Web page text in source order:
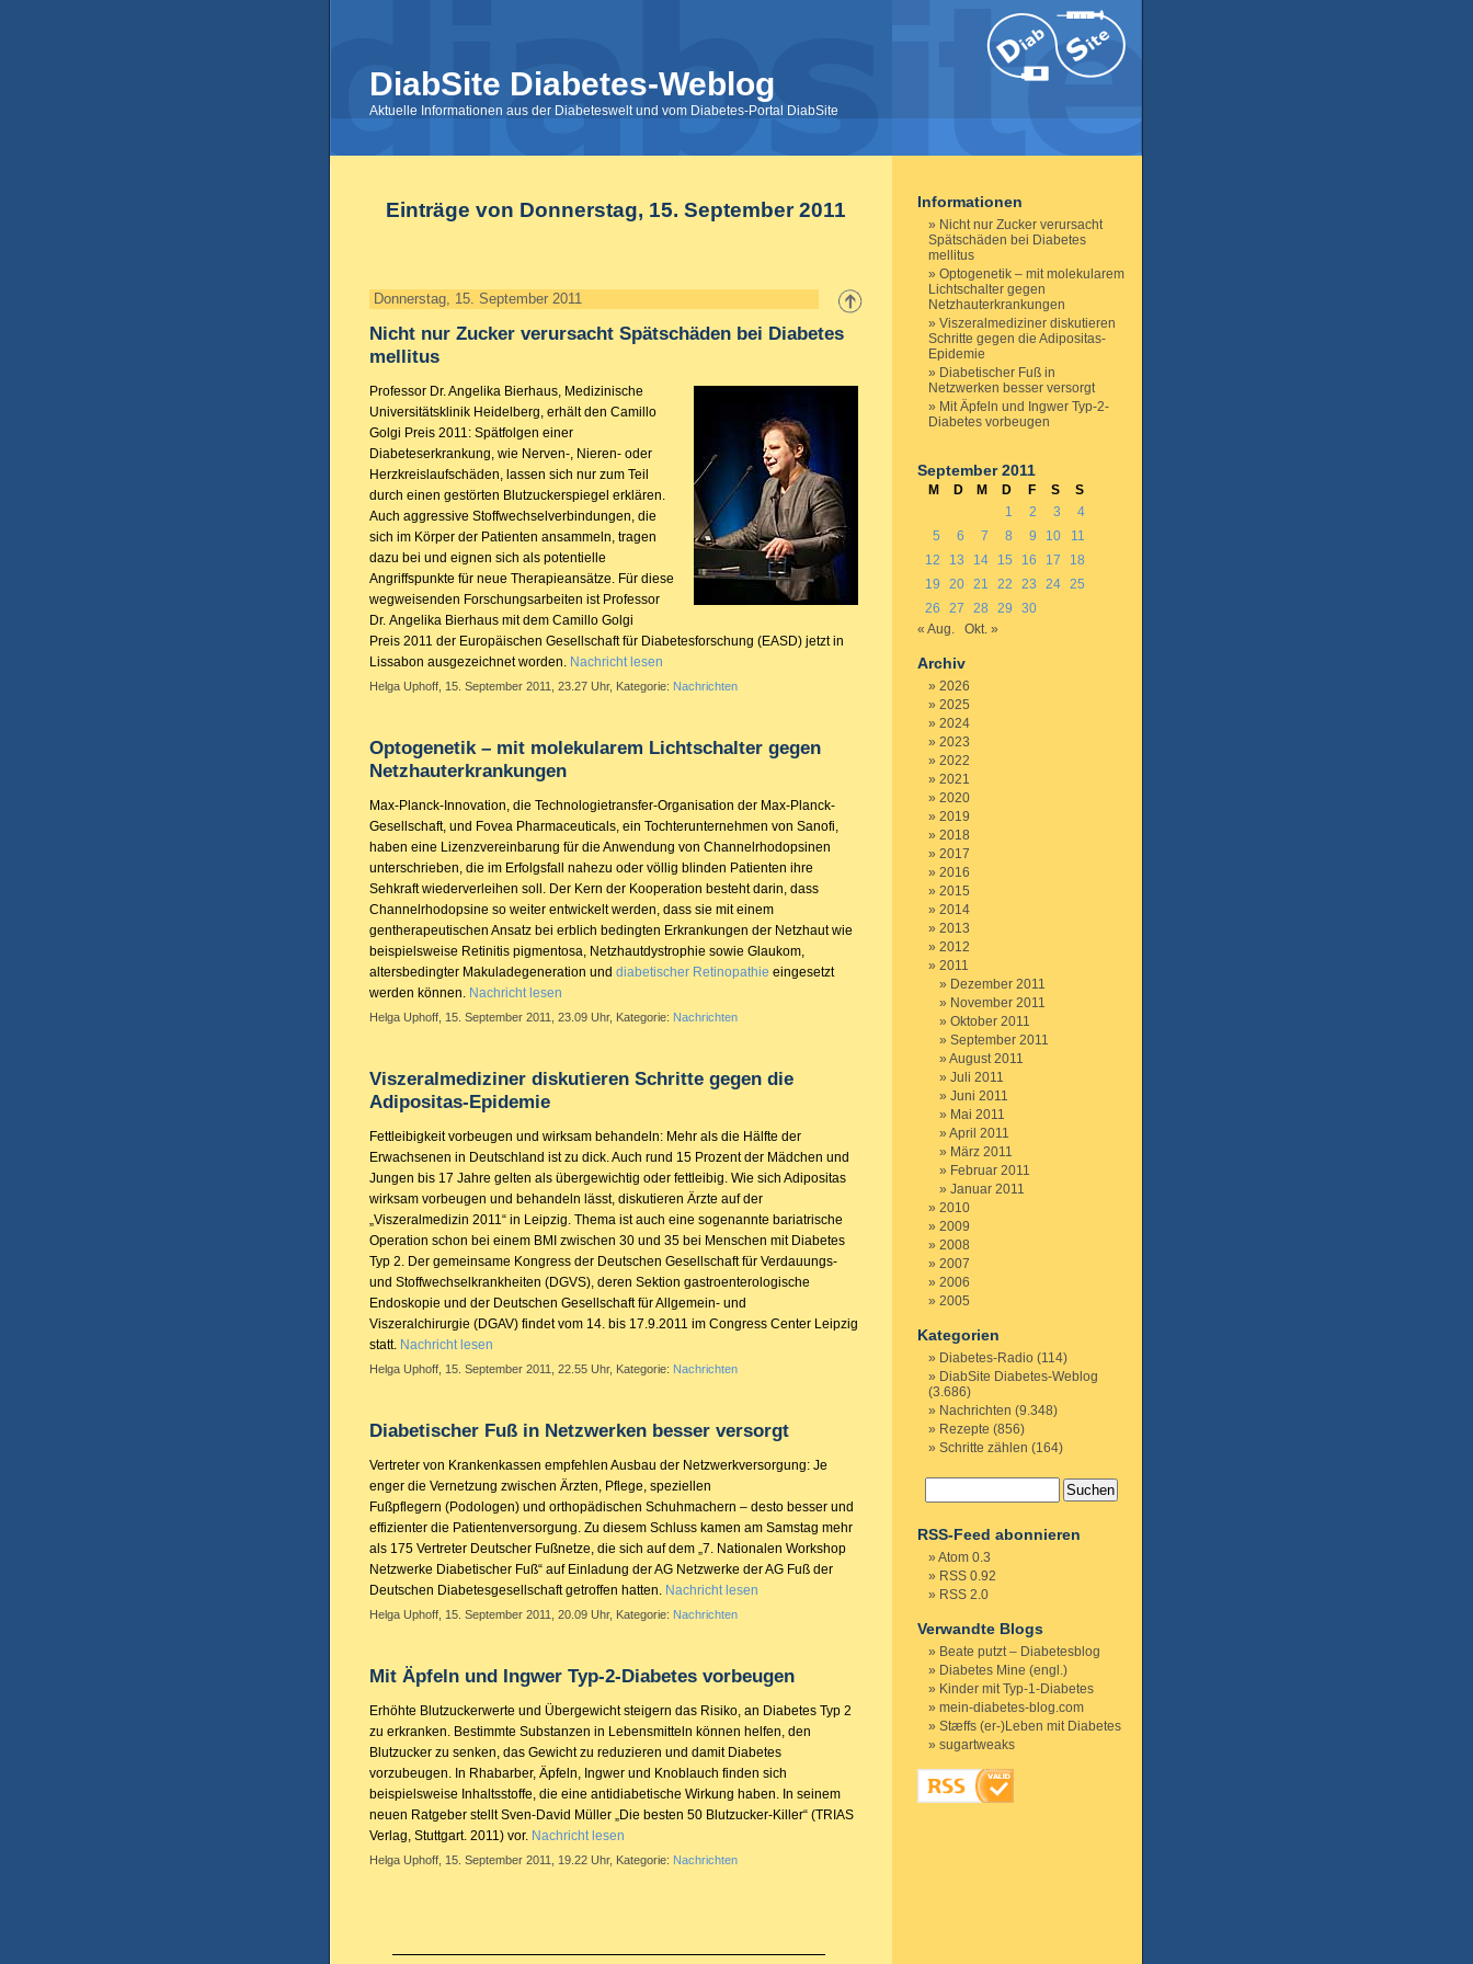
DiabSite Diabetes-Weblog
Aktuelle Informationen aus der Diabeteswelt und vom Diabetes-Portal DiabSite
Einträge von Donnerstag, 15. September 2011
Donnerstag, 15. September 2011
Nicht nur Zucker verursacht Spätschäden bei Diabetes
mellitus
Professor Dr. Angelika Bierhaus, Medizinische
Universitätsklinik Heidelberg, erhält den Camillo
Golgi Preis 2011: Spätfolgen einer
Diabeteserkrankung, wie Nerven-, Nieren- oder
Herzkreislaufschäden, lassen sich nur zum Teil
durch einen gestörten Blutzuckerspiegel erklären.
Auch aggressive Stoffwechselverbindungen, die
sich im Körper der Patienten ansammeln, tragen
dazu bei und eignen sich als potentielle
Angriffspunkte für neue Therapieansätze. Für diese
wegweisenden Forschungsarbeiten ist Professor
Dr. Angelika Bierhaus mit dem Camillo Golgi
Preis 2011 der Europäischen Gesellschaft für Diabetesforschung (EASD) jetzt in
Lissabon ausgezeichnet worden. Nachricht lesen
Helga Uphoff, 15. September 2011, 23.27 Uhr, Kategorie: Nachrichten
Optogenetik – mit molekularem Lichtschalter gegen
Netzhauterkrankungen
Max-Planck-Innovation, die Technologietransfer-Organisation der Max-Planck-
Gesellschaft, und Fovea Pharmaceuticals, ein Tochterunternehmen von Sanofi,
haben eine Lizenzvereinbarung für die Anwendung von Channelrhodopsinen
unterschrieben, die im Erfolgsfall nahezu oder völlig blinden Patienten ihre
Sehkraft wiederverleihen soll. Der Kern der Kooperation besteht darin, dass
Channelrhodopsine so weiter entwickelt werden, dass sie mit einem
gentherapeutischen Ansatz bei erblich bedingten Erkrankungen der Netzhaut wie
beispielsweise Retinitis pigmentosa, Netzhautdystrophie sowie Glaukom,
altersbedingter Makuladegeneration und diabetischer Retinopathie eingesetzt
werden können. Nachricht lesen
Helga Uphoff, 15. September 2011, 23.09 Uhr, Kategorie: Nachrichten
Viszeralmediziner diskutieren Schritte gegen die
Adipositas-Epidemie
Fettleibigkeit vorbeugen und wirksam behandeln: Mehr als die Hälfte der
Erwachsenen in Deutschland ist zu dick. Auch rund 15 Prozent der Mädchen und
Jungen bis 17 Jahre gelten als übergewichtig oder fettleibig. Wie sich Adipositas
wirksam vorbeugen und behandeln lässt, diskutieren Ärzte auf der
„Viszeralmedizin 2011“ in Leipzig. Thema ist auch eine sogenannte bariatrische
Operation schon bei einem BMI zwischen 30 und 35 bei Menschen mit Diabetes
Typ 2. Der gemeinsame Kongress der Deutschen Gesellschaft für Verdauungs-
und Stoffwechselkrankheiten (DGVS), deren Sektion gastroenterologische
Endoskopie und der Deutschen Gesellschaft für Allgemein- und
Viszeralchirurgie (DGAV) findet vom 14. bis 17.9.2011 im Congress Center Leipzig
statt. Nachricht lesen
Helga Uphoff, 15. September 2011, 22.55 Uhr, Kategorie: Nachrichten
Diabetischer Fuß in Netzwerken besser versorgt
Vertreter von Krankenkassen empfehlen Ausbau der Netzwerkversorgung: Je
enger die Vernetzung zwischen Ärzten, Pflege, speziellen
Fußpflegern (Podologen) und orthopädischen Schuhmachern – desto besser und
effizienter die Patientenversorgung. Zu diesem Schluss kamen am Samstag mehr
als 175 Vertreter Deutscher Fußnetze, die sich auf dem „7. Nationalen Workshop
Netzwerke Diabetischer Fuß“ auf Einladung der AG Netzwerke der AG Fuß der
Deutschen Diabetesgesellschaft getroffen hatten. Nachricht lesen
Helga Uphoff, 15. September 2011, 20.09 Uhr, Kategorie: Nachrichten
Mit Äpfeln und Ingwer Typ-2-Diabetes vorbeugen
Erhöhte Blutzuckerwerte und Übergewicht steigern das Risiko, an Diabetes Typ 2
zu erkranken. Bestimmte Substanzen in Lebensmitteln können helfen, den
Blutzucker zu senken, das Gewicht zu reduzieren und damit Diabetes
vorzubeugen. In Rhabarber, Äpfeln, Ingwer und Knoblauch finden sich
beispielsweise Inhaltsstoffe, die eine antidiabetische Wirkung haben. In seinem
neuen Ratgeber stellt Sven-David Müller „Die besten 50 Blutzucker-Killer“ (TRIAS
Verlag, Stuttgart. 2011) vor. Nachricht lesen
Helga Uphoff, 15. September 2011, 19.22 Uhr, Kategorie: Nachrichten
Informationen
Nicht nur Zucker verursacht
Spätschäden bei Diabetes
mellitus
Optogenetik – mit molekularem
Lichtschalter gegen
Netzhauterkrankungen
Viszeralmediziner diskutieren
Schritte gegen die Adipositas-
Epidemie
Diabetischer Fuß in
Netzwerken besser versorgt
Mit Äpfeln und Ingwer Typ-2-
Diabetes vorbeugen
September 2011
M D M D F S
S
1
2 3
4
5
6 7 8 9 10
11
12
13 14 15 16 17
18
19
20 21 22 23 24 25
26
27 28 29
30
« Aug.
Okt. »
Archiv
2026
2025
2024
2023
2022
2021
2020
2019
2018
2017
2016
2015
2014
2013
2012
2011
Dezember 2011
November 2011
Oktober 2011
September 2011
August 2011
Juli 2011
Juni 2011
Mai 2011
April 2011
März 2011
Februar 2011
Januar 2011
2010
2009
2008
2007
2006
2005
Kategorien
Diabetes-Radio (114)
DiabSite Diabetes-Weblog
(3.686)
Nachrichten (9.348)
Rezepte (856)
Schritte zählen (164)
RSS-Feed abonnieren
Atom 0.3
RSS 0.92
RSS 2.0
Verwandte Blogs
Beate putzt – Diabetesblog
Diabetes Mine (engl.)
Kinder mit Typ-1-Diabetes
mein-diabetes-blog.com
Stæffs (er-)Leben mit Diabetes
sugartweaks